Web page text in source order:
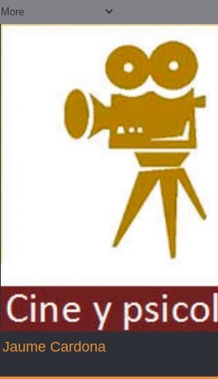
Jaume Cardona